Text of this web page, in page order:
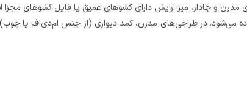
مدرن و جادار، میز آرایش دارای کشوهای عمیق یا فایل کشوهای
می‌شود. در طراحی‌های مدرن، کمد دیواری (از جنس ام‌دی‌اف یا چوب)